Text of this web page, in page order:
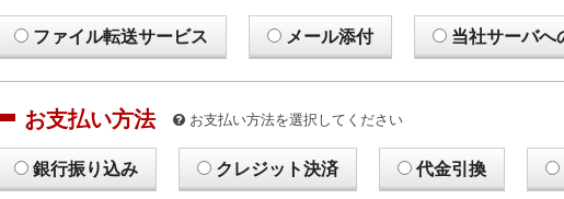
ファイル転送サービス メール添付 当社サーバへ
お支払い方法 お支払い方法を選択してください
銀行振り込み クレジット決済 代金引換